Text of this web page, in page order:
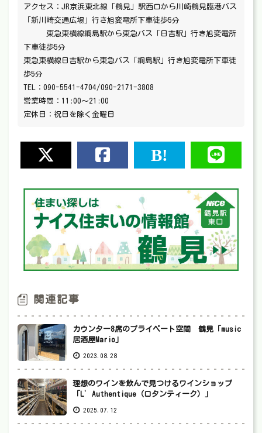
アクセス：JR京浜東北線「鶴見」駅西口から川崎鶴見臨港バス
「新川崎交通広場」行き旭変電所下車徒歩5分
東急東横線綱島駅から東急バス「日吉駅」行き旭変電所
下車徒歩5分
東急東横線日吉駅から東急バス「綱島駅」行き旭変電所下車徒
歩5分
TEL：090-5541-4704/090-2171-3808
営業時間：11:00〜21:00
定休日：祝日を除く金曜日
関連記事
カウンター8席のプライベート空間 鶴見「music
居酒屋Mario」
2023.08.28
理想のワインを飲んで見つけるワインショップ
「L’Authentique（ロタンティーク）」
2025.07.12